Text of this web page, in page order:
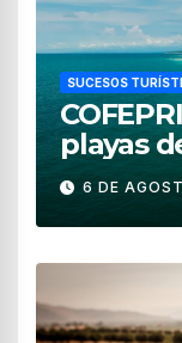
SUCESOS
playas
para
6 DE